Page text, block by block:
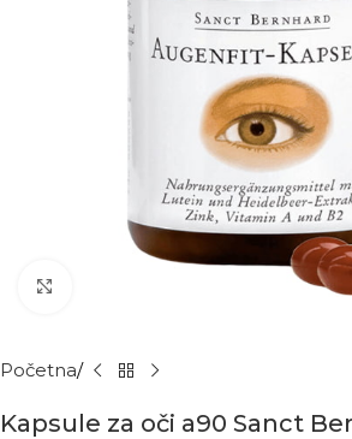
Početna
Kapsule za oči a90 Sanct